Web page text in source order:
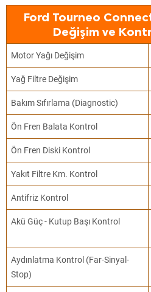
Ford Tourneo
Değişim ve
Motor Yağı Değişim
Yağ Filtre Değişim
Bakım Sıfırlama (Diagnostic)
Ön Fren Balata Kontrol
Ön Fren Diski Kontrol
Yakıt Filtre Km. Kontrol
Antifriz Kontrol
Akü Güç - Kutup Başı Kontrol
Aydınlatma Kontrol (Far-Sinyal-
Stop)